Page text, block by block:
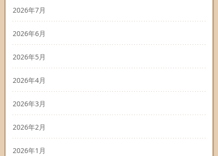
2026年7月
2026年6月
2026年5月
2026年4月
2026年3月
2026年2月
2026年1月